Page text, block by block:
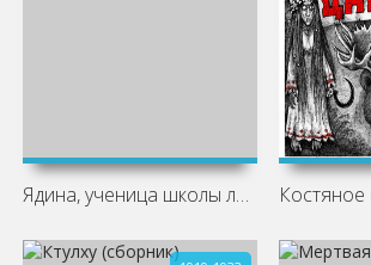
Ядина, ученица школы лекарей Костяное